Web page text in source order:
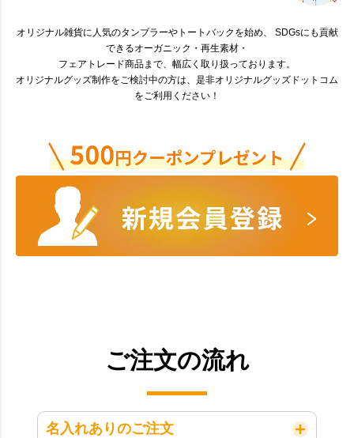
オリジナル雑貨に人気のタンブラーやトートバックを始め、 SDGsにも貢献
できるオーガニック・再生素材・
フェアトレード商品まで、幅広く取り扱っております。
オリジナルグッズ制作をご検討中の方は、是非オリジナルグッズドットコム
をご利用ください！
ご注文の流れ
名入れありのご注文